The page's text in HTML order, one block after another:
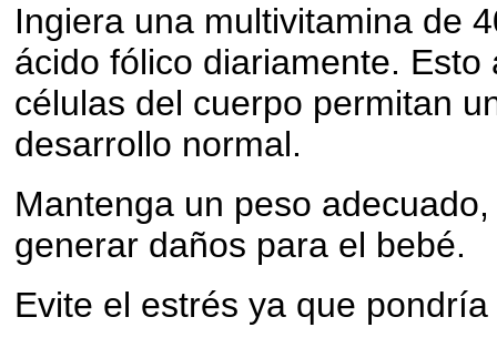
Ingiera una multivitamina de
ácido fólico diariamente. Esto
células del cuerpo permitan
desarrollo normal.
Mantenga un peso
generar daños para el bebé.
Evite el estrés ya que